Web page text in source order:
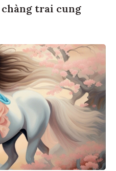
chàng trai cung